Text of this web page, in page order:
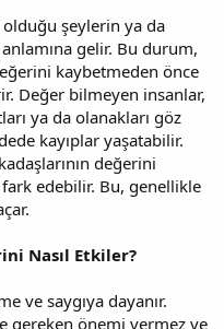
şeylerin ya da
gelir. Bu durum,
kaybetmeden önce
Değer bilmeyen insanlar,
ya da olanakları göz
kayıplar yaşatabilir.
değerini
edebilir. Bu, genellikle
Nasıl Etkiler?
ve saygıya dayanır.
gereken önemi vermez ve